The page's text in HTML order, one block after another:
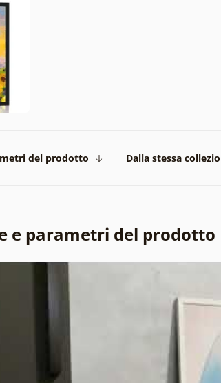
del prodotto Dalla stessa
e parametri del prodotto